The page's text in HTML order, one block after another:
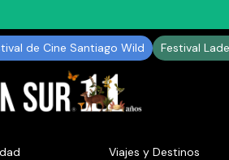
de Cine Santiago Wild Festival
Viajes y Destinos